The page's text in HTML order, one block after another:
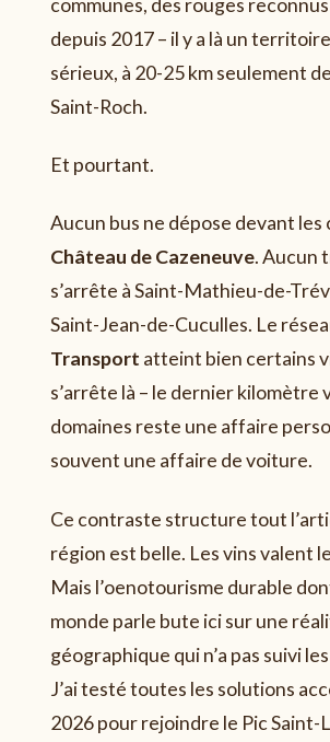
depuis 2017 – il y a là un
sérieux, à 20-25 km seulement
Saint-Roch.
Et pourtant.
Aucun bus ne dépose devant les
Château de Cazeneuve. Aucun
s’arrête à Saint-Mathieu-de-
Saint-Jean-de-Cuculles. Le
Transport atteint bien certains
s’arrête là – le dernier kilomètre
domaines reste une affaire
souvent une affaire de voiture.
Ce contraste structure tout
région est belle. Les vins valent
Mais l’oenotourisme durable
monde parle bute ici sur une
géographique qui n’a pas suivi
J’ai testé toutes les solutions
2026 pour rejoindre le Pic Saint-